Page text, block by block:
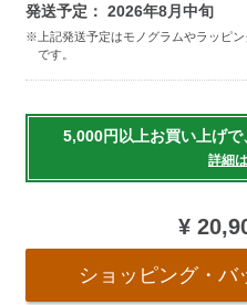
発送予定： 2026年8月中旬
to
5,000円以上お買い上げで
詳細
¥
ショッピング・バ